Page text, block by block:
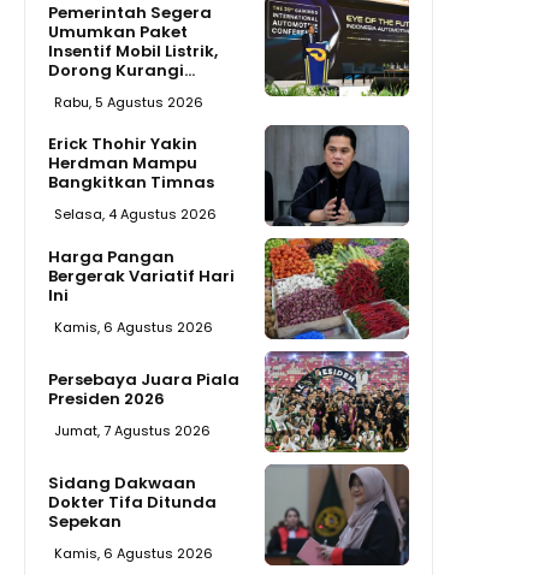
Pemerintah Segera
Umumkan Paket
Insentif Mobil Listrik,
Dorong Kurangi...
Rabu, 5 Agustus 2026
Erick Thohir Yakin
Herdman Mampu
Bangkitkan Timnas
Selasa, 4 Agustus 2026
Harga Pangan
Bergerak Variatif Hari
Ini
Kamis, 6 Agustus 2026
Persebaya Juara Piala
Presiden 2026
Jumat, 7 Agustus 2026
Sidang Dakwaan
Dokter Tifa Ditunda
Sepekan
Kamis, 6 Agustus 2026